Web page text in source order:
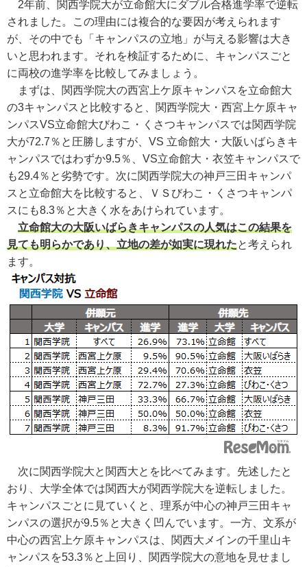
2年前、関西学院大が立命館大にダブル合格進学率で逆転
されました。この理由には複合的な要因が考えられます
が、その中でも「キャンパスの立地」が与える影響は大き
いと思われます。それを検証するために、キャンパスごと
に両校の進学率を比較してみましょう。
まずは、関西学院大の西宮上ケ原キャンパスを立命館大
の3キャンパスと比較すると、関西学院大・西宮上ケ原キャ
ンパスVS立命館大びわこ・くさつキャンパスでは関西学院
大が72.7％と圧勝しますが、VS 立命館大・大阪いばらきキ
ャンパスではわずか9.5％、VS立命館大・衣笠キャンパスで
も29.4％と劣勢です。次に関西学院大の神戸三田キャンパ
スと立命館大を比較すると、ＶＳびわこ・くさつキャンパ
スにも8.3％と大きく水をあけられています。
立命館大の大阪いばらきキャンパスの人気はこの結果を
見ても明らかであり、立地の差が如実に現れたと考えられ
ます。
次に関西学院大と関西大とを比べてみます。先述したと
おり、大学全体では関西大が関西学院大を逆転しました。
キャンパスごとに見ていくと、理系が中心の神戸三田キャ
ンパスの選択が9.5％と大きく凹んでいます。一方、文系が
中心の西宮上ケ原キャンパスは、関西大メインの千里山キ
ャンパスを53.3％と上回り、関西学院大の意地を見せまし